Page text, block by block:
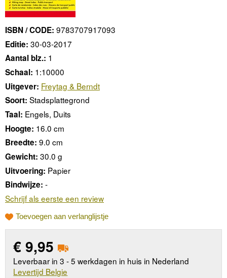
ISBN / CODE: 9783707917093
Editie: 30-03-2017
Aantal blz.: 1
Schaal: 1:10000
Uitgever: Freytag & Berndt
Soort: Stadsplattegrond
Taal: Engels, Duits
Hoogte: 16.0 cm
Breedte: 9.0 cm
Gewicht: 30.0 g
Uitvoering: Papier
Bindwijze: -
Schrijf als eerste een review
Toevoegen aan verlanglijstje
€9,95
Leverbaar in 3 - 5 werkdagen in huis in Nederland
Levertijd Belgie